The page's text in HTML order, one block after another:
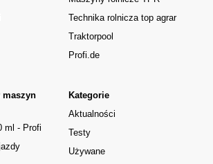
Kategorie
Aktualności
Testy
Używane
maszyn
ml - Profi
Technika rolnicza top agrar
Traktorpool
Profi.de